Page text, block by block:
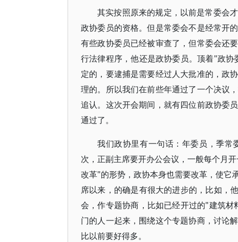
其实按照原来的规定，以前是常委会
政协委员的资格。但是常委会不是经常开
有些政协委员已经被审查了，但常委会还
行法律程序，他还是政协委员。顶着"政
定的，要逮捕是需要经过人大批准的，政
理的。所以我们在前些年通过了一个决议
追认。这次开会期间，就有四位前政协委
通过了。
我们政协里有一句话：年委员，季常
次，正副主席要开办公会议，一般每个月
改革"的形势，政协本身也需要改革，使它
席以来，的确是有很大的进步的，比如，
会，作专题协商，比如已经开过的"建筑
门的人一起来，围绕这个专题协商，讨论
比以前要好得多。